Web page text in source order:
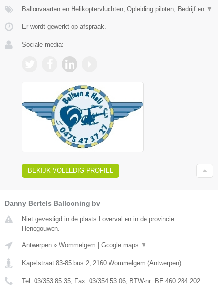
Ballonvaarten en Helikoptervluchten, Opleiding piloten, Bedrijf en ▼
Er wordt gewerkt op afspraak.
Sociale media:
BEKIJK VOLLEDIG PROFIEL
Danny Bertels Ballooning bv
Niet gevestigd in de plaats Loverval en in de provincie
Henegouwen.
Antwerpen » Wommelgem Google maps ▼
Kapelstraat 83-85 bus 2 2160 Wommelgem (Antwerpen)
Tel: 03/353 85 35 , Fax: 03/354 53 06 , BTW-nr: BE 460 284 202